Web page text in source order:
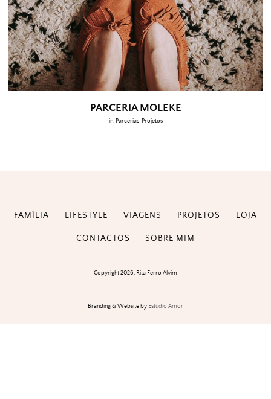
PARCERIA MOLEKE
in: Parcerias, Projetos
FAMÍLIA LIFESTYLE VIAGENS PROJETOS LOJA
CONTACTOS SOBRE MIM
Copyright 2026. Rita Ferro Alvim
Branding & Website by Estúdio Amor